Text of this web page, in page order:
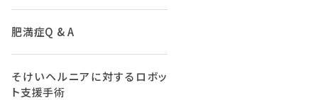
肥満症Q & A
そけいヘルニアに対するロボッ
ト支援手術